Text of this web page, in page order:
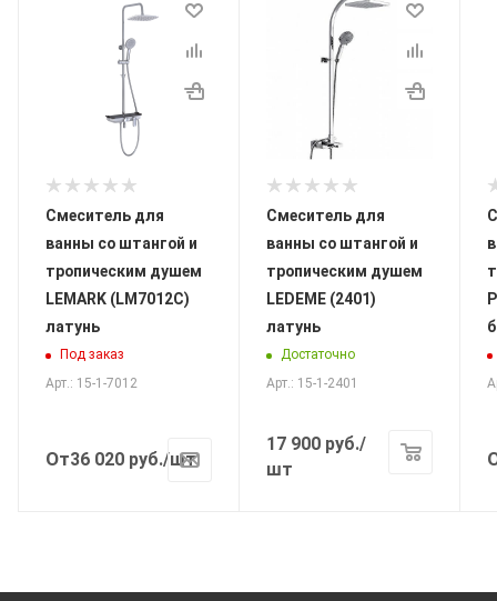
Смеситель для
ванны со штангой и
тропическим душем
LEMARK (LM7012C)
латунь
Под заказ
Арт.: 15-1-7012
От36 020 руб./шт
Смеситель для
ванны со штангой и
тропическим душем
LEDEME (2401)
латунь
Достаточно
Арт.: 15-1-2401
17 900 руб./
шт